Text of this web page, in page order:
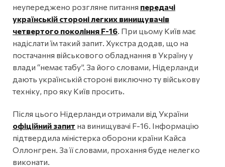
неупереджено розгляне питання передачі
українській стороні легких винищувачів
четвертого покоління F-16 . При цьому Київ має
надіслати їм такий запит. Хукстра додав, що на
постачання військового обладнання в Україну у
влади “немає табу”. За його словами, Нідерланди
дають українській стороні виключно ту військову
техніку, про яку Київ просить.
Після цього Нідерланди отримали від України
офіційний запит на винищувачі F-16. Інформацію
підтвердила міністерка оборони країни Кайса
Оллонгрен. За її словами, прохання буде нелегко
виконати.